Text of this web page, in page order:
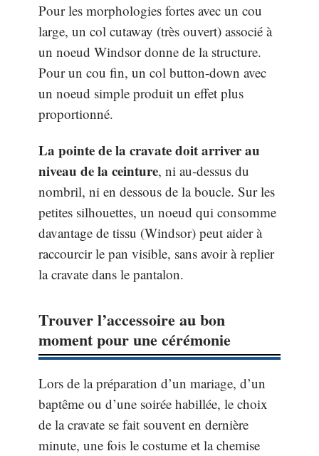
Pour les morphologies fortes avec un cou
large, un col cutaway (très ouvert) associé à
un noeud Windsor donne de la structure.
Pour un cou fin, un col button-down avec
un noeud simple produit un effet plus
proportionné.
La pointe de la cravate doit arriver au
niveau de la ceinture, ni au-dessus du
nombril, ni en dessous de la boucle. Sur les
petites silhouettes, un noeud qui consomme
davantage de tissu (Windsor) peut aider à
raccourcir le pan visible, sans avoir à replier
la cravate dans le pantalon.
Trouver l’accessoire au bon
moment pour une cérémonie
Lors de la préparation d’un mariage, d’un
baptême ou d’une soirée habillée, le choix
de la cravate se fait souvent en dernière
minute, une fois le costume et la chemise